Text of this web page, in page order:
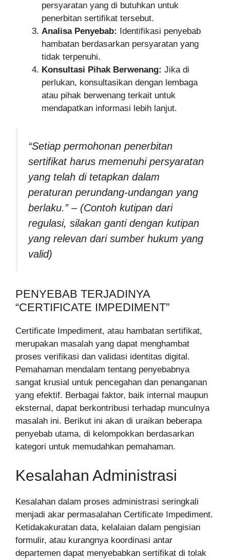
persyaratan yang di butuhkan untuk
penerbitan sertifikat tersebut.
Analisa Penyebab:
Identifikasi penyebab
hambatan berdasarkan persyaratan yang
tidak terpenuhi.
Konsultasi Pihak Berwenang: Jika di
perlukan, konsultasikan dengan lembaga
atau pihak berwenang terkait untuk
mendapatkan informasi lebih lanjut.
“Setiap permohonan penerbitan
sertifikat harus memenuhi persyaratan
yang telah di tetapkan dalam
peraturan perundang-undangan yang
berlaku.” – (Contoh kutipan dari
regulasi, silakan ganti dengan kutipan
yang relevan dari sumber hukum yang
valid)
PENYEBAB TERJADINYA
“CERTIFICATE IMPEDIMENT”
Certificate Impediment, atau hambatan sertifikat,
merupakan masalah yang dapat menghambat
proses verifikasi dan validasi identitas digital.
Pemahaman mendalam tentang penyebabnya
sangat krusial untuk pencegahan dan penanganan
yang efektif. Berbagai faktor, baik internal maupun
eksternal, dapat berkontribusi terhadap munculnya
masalah ini. Berikut ini akan di uraikan beberapa
penyebab utama, di kelompokkan berdasarkan
kategori untuk memudahkan pemahaman.
Kesalahan Administrasi
Kesalahan dalam proses administrasi seringkali
menjadi akar permasalahan Certificate Impediment.
Ketidakakuratan data, kelalaian dalam pengisian
formulir, atau kurangnya koordinasi antar
departemen dapat menyebabkan sertifikat di tolak